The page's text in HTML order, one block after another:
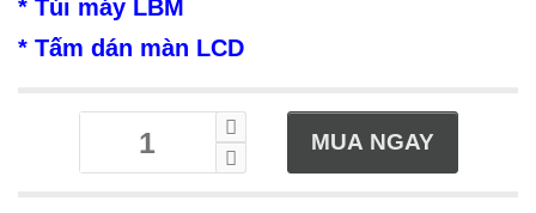
* Túi máy LBM
* Tấm dán màn LCD